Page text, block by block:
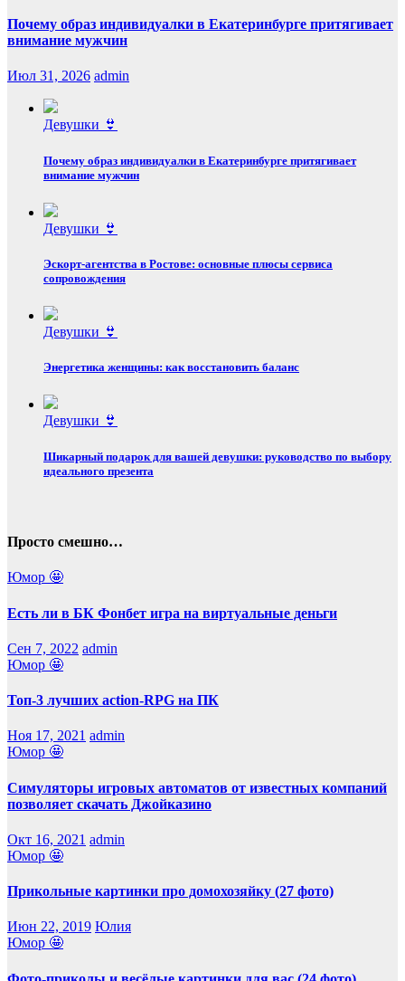
Почему образ индивидуалки в Екатеринбурге притягивает
внимание мужчин
Июл 31, 2026 admin
Девушки 👙
Почему образ индивидуалки в Екатеринбурге притягивает
внимание мужчин
Девушки 👙
Эскорт‑агентства в Ростове: основные плюсы сервиса
сопровождения
Девушки 👙
Энергетика женщины: как восстановить баланс
Девушки 👙
Шикарный подарок для вашей девушки: руководство по выбору
идеального презента
Просто смешно…
Юмор 🤩
Есть ли в БК Фонбет игра на виртуальные деньги
Сен 7, 2022 admin
Юмор 🤩
Топ-3 лучших action-RPG на ПК
Ноя 17, 2021 admin
Юмор 🤩
Симуляторы игровых автоматов от известных компаний
позволяет скачать Джойказино
Окт 16, 2021 admin
Юмор 🤩
Прикольные картинки про домохозяйку (27 фото)
Июн 22, 2019 Юлия
Юмор 🤩